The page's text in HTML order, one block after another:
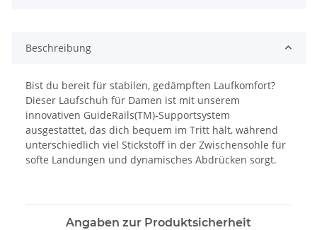
Beschreibung
Bist du bereit für stabilen, gedämpften Laufkomfort?
Dieser Laufschuh für Damen ist mit unserem
innovativen GuideRails(TM)-Supportsystem
ausgestattet, das dich bequem im Tritt hält, während
unterschiedlich viel Stickstoff in der Zwischensohle für
softe Landungen und dynamisches Abdrücken sorgt.
Angaben zur Produktsicherheit